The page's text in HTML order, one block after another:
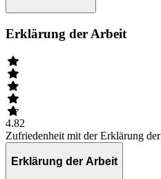
Erklärung der Arbeit
4.82
Zufriedenheit mit der Erklärung
Erklärung der Arbeit